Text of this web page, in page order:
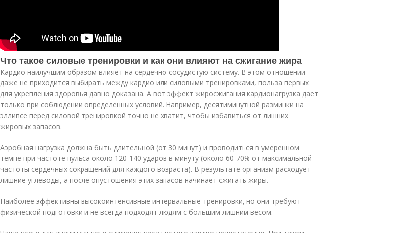
Что такое силовые тренировки и как они влияют на сжигание жира
Кардио наилучшим образом влияет на сердечно-сосудистую систему. В этом отношении
даже не приходится выбирать между кардио или силовыми тренировками, польза первых
для укрепления здоровья давно доказана. А вот эффект жиросжигания кардионагрузка дает
только при соблюдении определенных условий. Например, десятиминутной разминки на
эллипсе перед силовой тренировкой точно не хватит, чтобы избавиться от лишних
жировых запасов.
Аэробная нагрузка должна быть длительной (от 30 минут) и проводиться в умеренном
темпе при частоте пульса около 120-140 ударов в минуту (около 60-70% от максимальной
частоты сердечных сокращений для каждого возраста). В результате организм расходует
лишние углеводы, а после опустошения этих запасов начинает сжигать жиры.
Наиболее эффективны высокоинтенсивные интервальные тренировки, но они требуют
физической подготовки и не всегда подходят людям с большим лишним весом.